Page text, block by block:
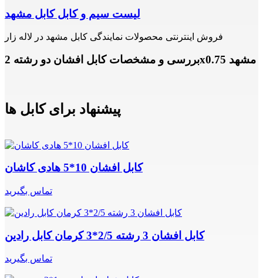
لیست سیم و کابل کابل مشهد
فروش اینترنتی محصولات نمایندگی کابل مشهد در لاله زار
بررسی و مشخصات کابل افشان دو رشته 2x0.75 مشهد
پیشنهاد برای کابل ها
کابل افشان 10*5 هادی کاشان
تماس بگیرید
کابل افشان 3 رشته 2/5*3 کرمان کابل رادین
تماس بگیرید